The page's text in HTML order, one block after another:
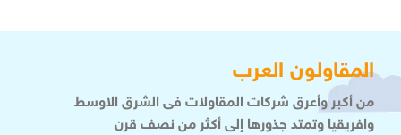
المقاولون العرب
من أكبر وأعرق شركات المقاولات فى الشرق الاوسط
وافريقيا وتمتد جذورها إلى أكثر من نصف قرن